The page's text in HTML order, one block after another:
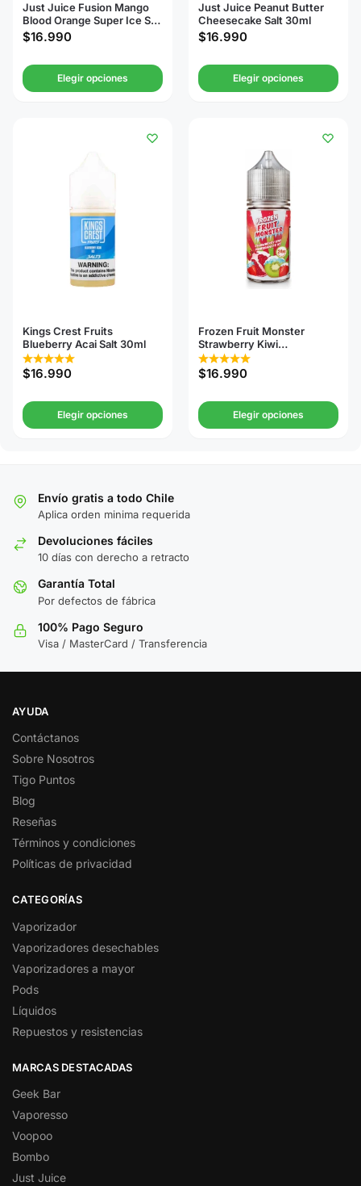
Just Juice Fusion Mango
Blood Orange Super Ice Salt
30ml
$16.990
Elegir opciones
Just Juice Peanut Butter
Cheesecake Salt 30ml
$16.990
Elegir opciones
Kings Crest Fruits
Blueberry Acai Salt 30ml
$16.990
Elegir opciones
Frozen Fruit Monster
Strawberry Kiwi
Pomegranate Salt 30ml
$16.990
Elegir opciones
Envío gratis a todo Chile
Aplica orden minima requerida
Devoluciones fáciles
10 días con derecho a retracto
Garantía Total
Por defectos de fábrica
100% Pago Seguro
Visa / MasterCard / Transferencia
AYUDA
Contáctanos
Sobre Nosotros
Tigo Puntos
Blog
Reseñas
Términos y condiciones
Políticas de privacidad
CATEGORÍAS
Vaporizador
Vaporizadores desechables
Vaporizadores a mayor
Pods
Líquidos
Repuestos y resistencias
MARCAS DESTACADAS
Geek Bar
Vaporesso
Voopoo
Bombo
Just Juice